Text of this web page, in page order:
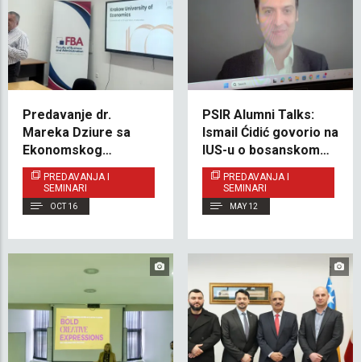
Predavanje dr.
Mareka Dziure sa
Ekonomskog
univerziteta u
Krakovu na IUS -u
PREDAVANJA I
SEMINARI
OCT 16
PSIR Alumni Talks:
Ismail Ćidić govorio na
IUS-u o bosanskom
lobiranju i njegovoj
ulozi u vanjskoj
politici SAD-a
PREDAVANJA I
SEMINARI
MAY 12